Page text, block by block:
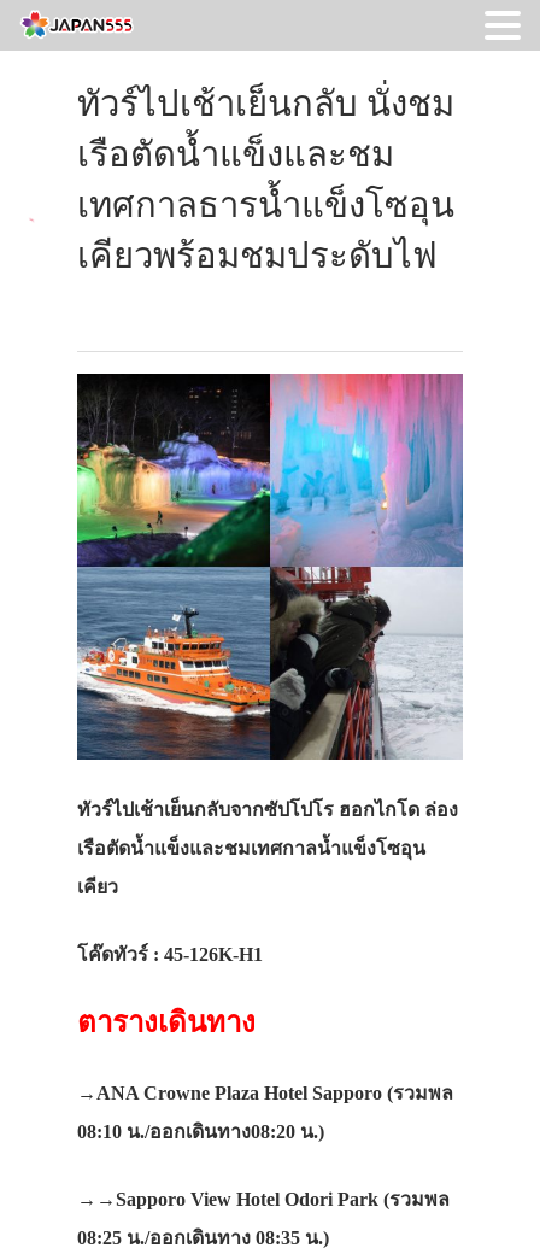
ทัวร์ไปเช้าเย็นกลับ นั่งชม
เรือตัดน้ำแข็งและชม
เทศกาลธารน้ำแข็งโซอุน
เคียวพร้อมชมประดับไฟ
ทัวร์ไปเช้าเย็นกลับจากซัปโปโร ฮอกไกโด ล่อง
เรือตัดน้ำแข็งและชมเทศกาลน้ำแข็งโซอุน
เคียว
โค๊ดทัวร์ : 45-126K-H1
ตารางเดินทาง
→ANA Crowne Plaza Hotel Sapporo (รวมพล
08:10 น./ออกเดินทาง08:20 น.)
→→Sapporo View Hotel Odori Park (รวมพล
08:25 น./ออกเดินทาง 08:35 น.)